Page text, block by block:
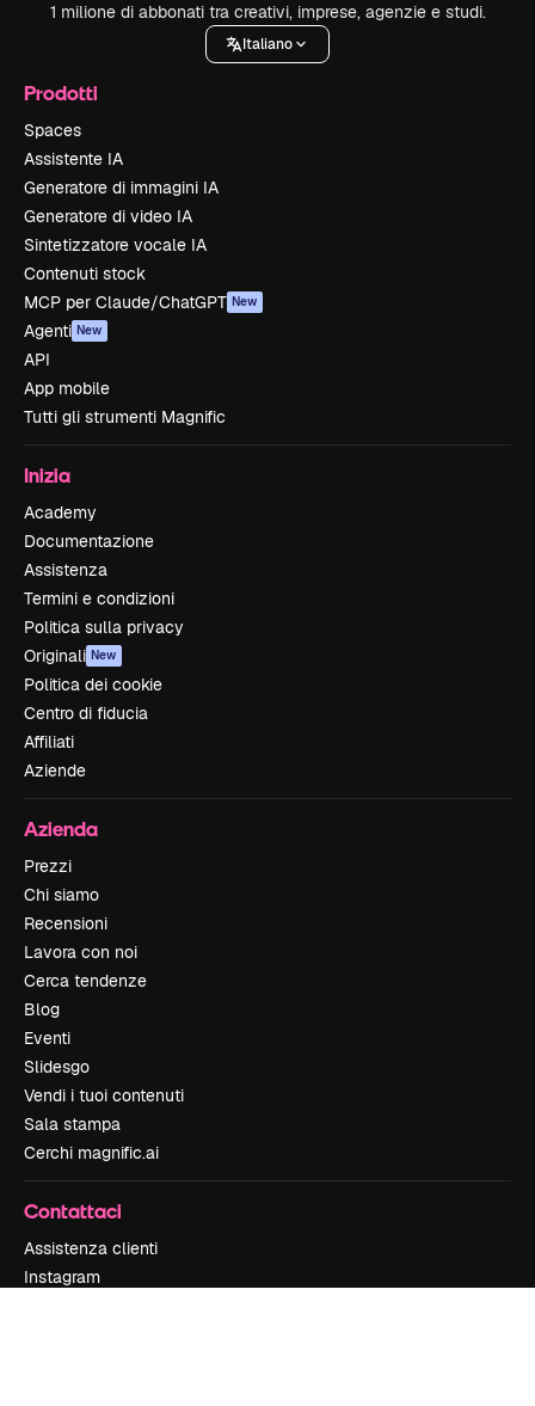
1 milione di abbonati tra creativi, imprese, agenzie e studi.
Italiano
Prodotti
Spaces
Assistente IA
Generatore di immagini IA
Generatore di video IA
Sintetizzatore vocale IA
Contenuti stock
MCP per Claude/ChatGPT New
Agenti New
API
App mobile
Tutti gli strumenti Magnific
Inizia
Academy
Documentazione
Assistenza
Termini e condizioni
Politica sulla privacy
Originali New
Politica dei cookie
Centro di fiducia
Affiliati
Aziende
Azienda
Prezzi
Chi siamo
Recensioni
Lavora con noi
Cerca tendenze
Blog
Eventi
Slidesgo
Vendi i tuoi contenuti
Sala stampa
Cerchi magnific.ai
Contattaci
Assistenza clienti
Instagram